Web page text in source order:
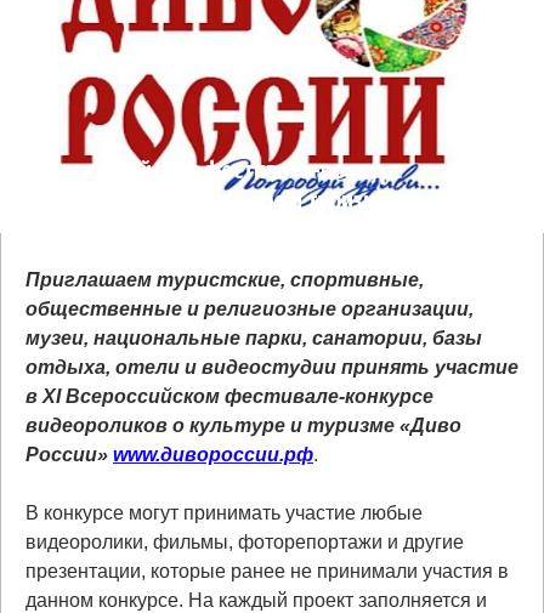
XI Всероссийский фестиваль-конкурс
видеороликов о культуре и туризме «Диво
Приглашаем туристские, спортивные,
общественные и религиозные организации,
музеи, национальные парки, санатории, базы
отдыха, отели и видеостудии принять участие
в XI Всероссийском фестивале-конкурсе
видеороликов о культуре и туризме «Диво
России» www.дивороссии.рф.
В конкурсе могут принимать участие любые
видеоролики, фильмы, фоторепортажи и другие
презентации, которые ранее не принимали участия в
данном конкурсе. На каждый проект заполняется и